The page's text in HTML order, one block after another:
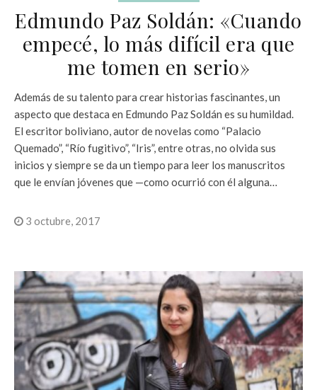
Edmundo Paz Soldán: «Cuando
empecé, lo más difícil era que
me tomen en serio»
Además de su talento para crear historias fascinantes, un
aspecto que destaca en Edmundo Paz Soldán es su humildad.
El escritor boliviano, autor de novelas como “Palacio
Quemado”, “Río fugitivo”, “Iris”, entre otras, no olvida sus
inicios y siempre se da un tiempo para leer los manuscritos
que le envían jóvenes que —como ocurrió con él alguna…
3 octubre, 2017